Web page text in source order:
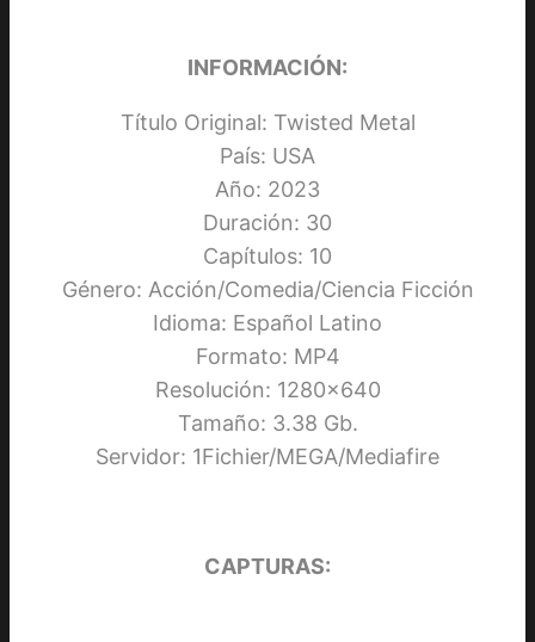
INFORMACIÓN:
Título Original: Twisted Metal
País: USA
Año: 2023
Duración: 30
Capítulos: 10
Género: Acción/Comedia/Ciencia Ficción
Idioma: Español Latino
Formato: MP4
Resolución: 1280×640
Tamaño: 3.38 Gb.
Servidor: 1Fichier/MEGA/Mediafire
CAPTURAS: